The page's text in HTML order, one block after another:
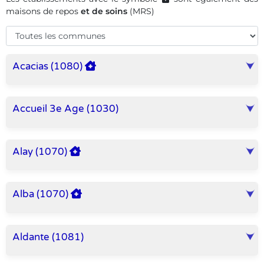
maisons de repos et de soins (MRS)
Acacias (1080)
Accueil 3e Age (1030)
Alay (1070)
Alba (1070)
Aldante (1081)